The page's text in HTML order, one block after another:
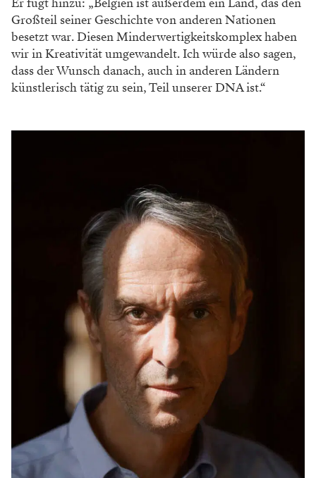
Er fügt hinzu: „Belgien ist außerdem ein Land, das den
Großteil seiner Geschichte von anderen Nationen
besetzt war. Diesen Minderwertigkeitskomplex haben
wir in Kreativität umgewandelt. Ich würde also sagen,
dass der Wunsch danach, auch in anderen Ländern
künstlerisch tätig zu sein, Teil unserer DNA ist.“